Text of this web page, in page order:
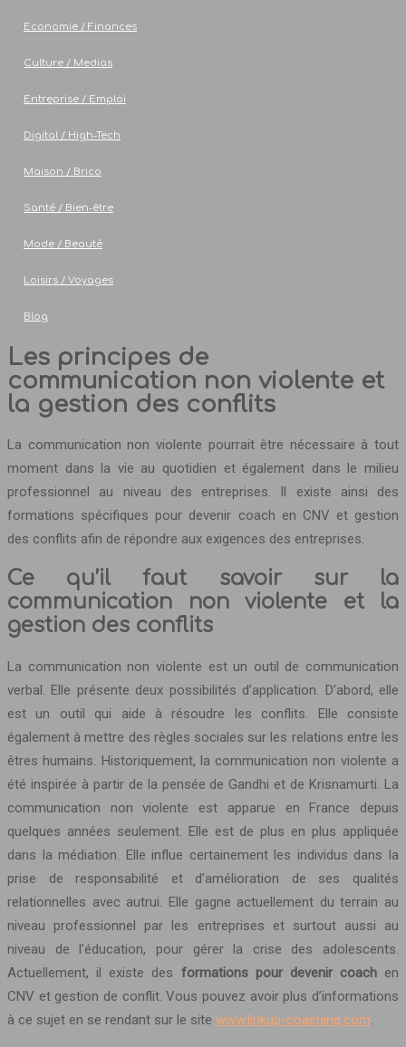
Economie / Finances
Culture / Medias
Entreprise / Emploi
Digital / High-Tech
Maison / Brico
Santé / Bien-être
Mode / Beauté
Loisirs / Voyages
Blog
Les principes de
communication non violente et
la gestion des conflits
La communication non violente pourrait être nécessaire à tout
moment dans la vie au quotidien et également dans le milieu
professionnel au niveau des entreprises. Il existe ainsi des
formations spécifiques pour devenir coach en CNV et gestion
des conflits afin de répondre aux exigences des entreprises.
Ce qu’il faut savoir sur la
communication non violente et la
gestion des conflits
La communication non violente est un outil de communication
verbal. Elle présente deux possibilités d’application. D’abord, elle
est un outil qui aide à résoudre les conflits. Elle consiste
également à mettre des règles sociales sur les relations entre les
êtres humains. Historiquement, la communication non violente a
été inspirée à partir de la pensée de Gandhi et de Krisnamurti. La
communication non violente est apparue en France depuis
quelques années seulement. Elle est de plus en plus appliquée
dans la médiation. Elle influe certainement les individus dans la
prise de responsabilité et d’amélioration de ses qualités
relationnelles avec autrui. Elle gagne actuellement du terrain au
niveau professionnel par les entreprises et surtout aussi au
niveau de l’éducation, pour gérer la crise des adolescents.
Actuellement, il existe des formations pour devenir coachen
CNV et gestion de conflit. Vous pouvez avoir plus d’informations
à ce sujet en se rendant sur le site www.linkup-coaching.com.